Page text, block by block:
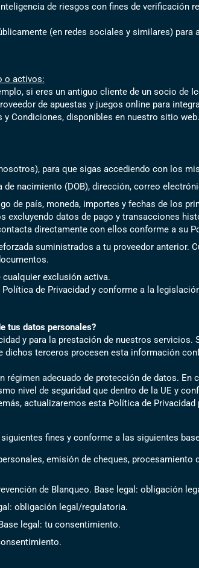
de riesgos con fines de verificación
(en redes sociales y similares) para
o activos:
si eres un antiguo cliente de un socio de
de apuestas y juegos online para
disponibles en nuestro sitio
para que sigas accediendo con los
nacimiento (DOB), dirección, correo
de país, moneda, importes y fechas de los
datos de pago y transacciones
directamente con ellos conforme a su
suministrados a tu proveedor anterior.
cualquier exclusión activa.
de Privacidad y conforme a la
tus datos personales?
y para la prestación de nuestros servicios.
terceros procesen esta información
adecuado de protección de datos. En
nivel de seguridad que dentro de la UE y
actualizaremos esta Política de
fines y conforme a las siguientes
emisión de cheques, procesamiento
de Blanqueo. Base legal: obligación
obligación legal/regulatoria.
legal: tu consentimiento.